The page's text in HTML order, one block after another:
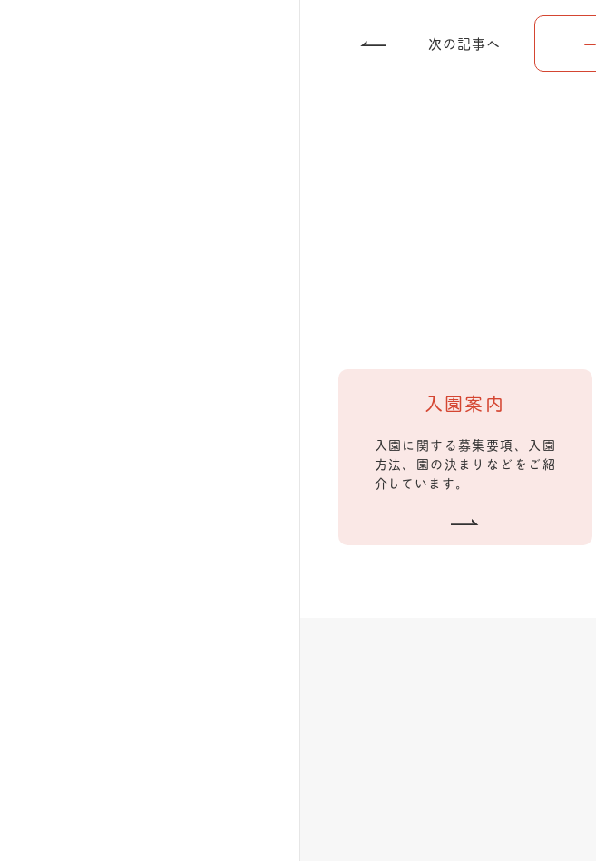
次の記事へ
入園案内
入園に関する募集要項、入園
方法、園の決まりなどをご紹
介しています。